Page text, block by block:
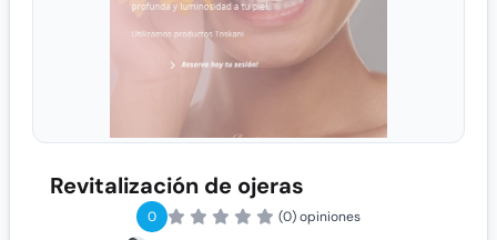
Revitalización de ojeras
0
(0) opiniones